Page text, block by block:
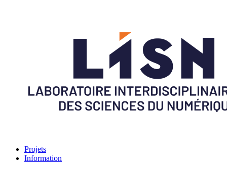
Projets
Information